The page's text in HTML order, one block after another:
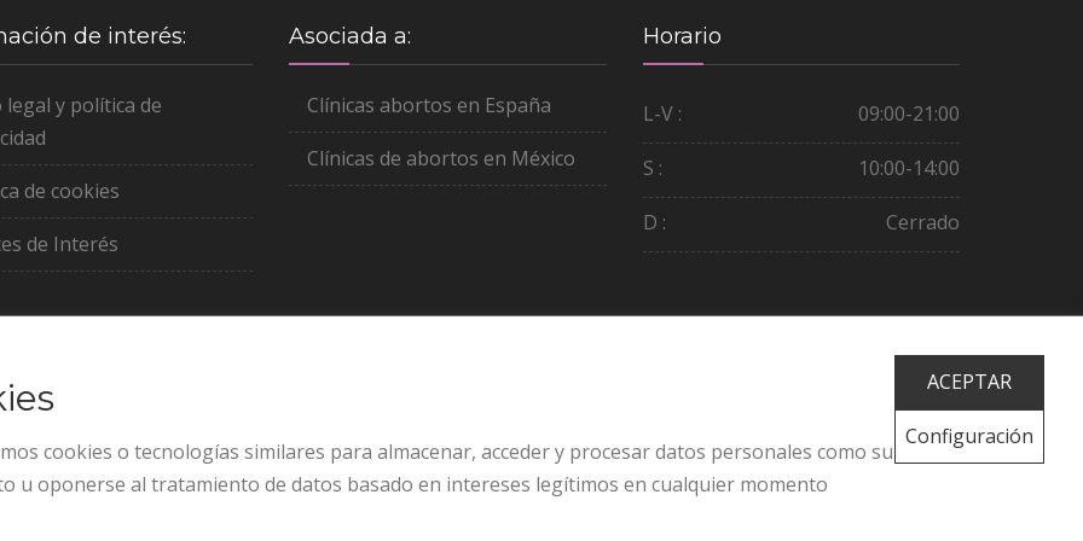
de interés:
legal y política de
de cookies
de Interés
Asociada a:
Clínicas abortos en España
Clínicas de abortos en México
Horario
L-V : 09:00-21:00
S : 10:00-14:00
D : Cerrado
cookies o tecnologías similares para almacenar, acceder y procesar datos personales como su
u oponerse al tratamiento de datos basado en intereses legítimos en cualquier momento
ACEPTAR
Configuración